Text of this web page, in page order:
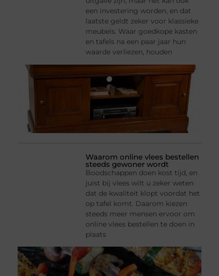
een investering worden, en dat
laatste geldt zeker voor klassieke
meubels. Waar goedkope kasten
en tafels na een paar jaar hun
waarde verliezen, houden
Waarom online vlees bestellen
steeds gewoner wordt
Boodschappen doen kost tijd, en
juist bij vlees wilt u zeker weten
dat de kwaliteit klopt voordat het
op tafel komt. Daarom kiezen
steeds meer mensen ervoor om
online vlees bestellen te doen in
plaats